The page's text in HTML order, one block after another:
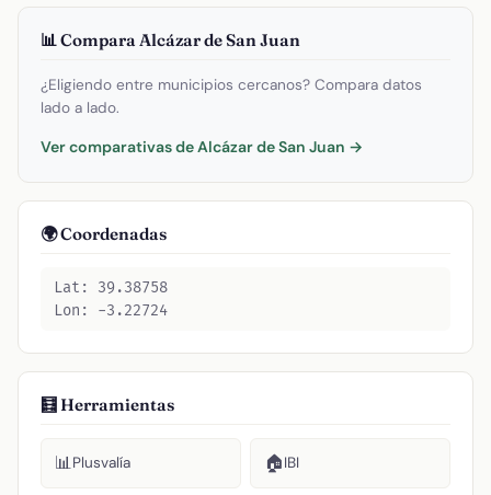
📊 Compara Alcázar de San Juan
¿Eligiendo entre municipios cercanos? Compara datos
lado a lado.
Ver comparativas de Alcázar de San Juan →
🌍 Coordenadas
Lat: 39.38758
Lon: -3.22724
🧮 Herramientas
📊Plusvalía 🏠IBI